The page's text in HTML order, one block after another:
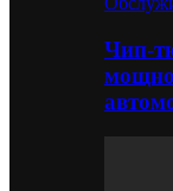
Чип-